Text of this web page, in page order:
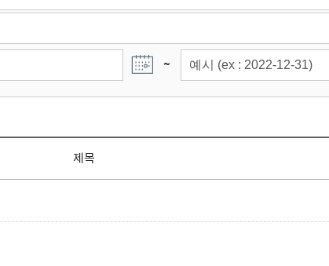
~
제목